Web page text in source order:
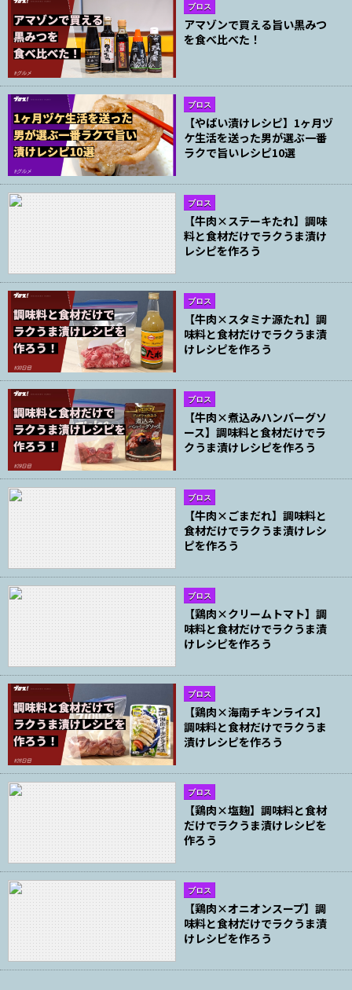
ブロス
アマゾンで買える旨い黒みつ
を食べ比べた！
ブロス
【やばい漬けレシピ】1ヶ月ヅ
ケ生活を送った男が選ぶ一番
ラクで旨いレシピ10選
ブロス
【牛肉×ステーキたれ】調味
料と食材だけでラクうま漬け
レシピを作ろう
ブロス
【牛肉×スタミナ源たれ】調
味料と食材だけでラクうま漬
けレシピを作ろう
ブロス
【牛肉×煮込みハンバーグソ
ース】調味料と食材だけでラ
クうま漬けレシピを作ろう
ブロス
【牛肉×ごまだれ】調味料と
食材だけでラクうま漬けレシ
ピを作ろう
ブロス
【鶏肉×クリームトマト】調
味料と食材だけでラクうま漬
けレシピを作ろう
ブロス
【鶏肉×海南チキンライス】
調味料と食材だけでラクうま
漬けレシピを作ろう
ブロス
【鶏肉×塩麹】調味料と食材
だけでラクうま漬けレシピを
作ろう
ブロス
【鶏肉×オニオンスープ】調
味料と食材だけでラクうま漬
けレシピを作ろう